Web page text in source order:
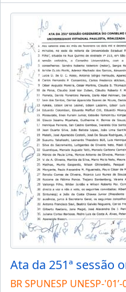
BR SPUNESP UNESP-